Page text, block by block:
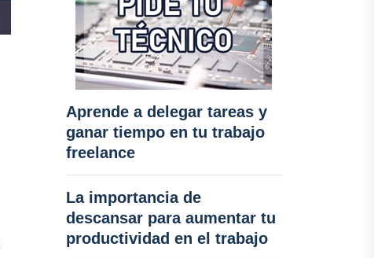
Aprende a delegar tareas y
ganar tiempo en tu trabajo
freelance
La importancia de
descansar para aumentar tu
productividad en el trabajo